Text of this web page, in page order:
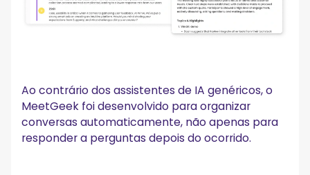
Ao contrário dos assistentes de IA genéricos, o
MeetGeek foi desenvolvido para organizar
conversas automaticamente, não apenas para
responder a perguntas depois do ocorrido.